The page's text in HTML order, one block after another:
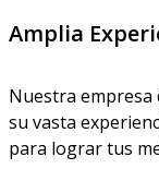
Amplia
Nuestra empresa
su vasta
para lograr tus